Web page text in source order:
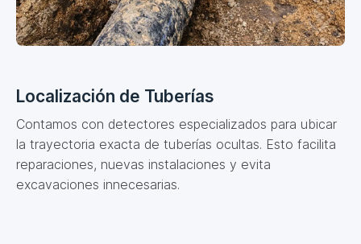
Localización de Tuberías
Contamos con detectores especializados para ubicar
la trayectoria exacta de tuberías ocultas. Esto facilita
reparaciones, nuevas instalaciones y evita
excavaciones innecesarias.